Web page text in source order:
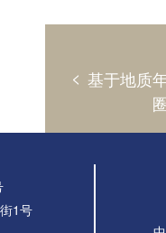
< 基于地质
1号